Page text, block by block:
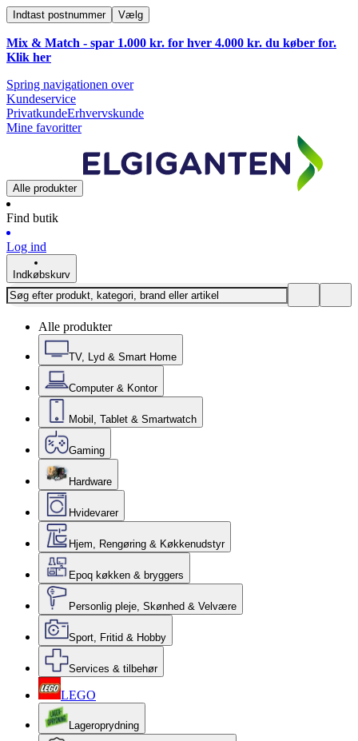
Indtast postnummer Vælg
Mix & Match - spar 1.000 kr. for hver 4.000 kr. du køber for.
Klik her
Spring navigationen over
Kundeservice
PrivatkundeErhvervskunde
Mine favoritter
Alle produkter
Find butik
Log ind
Indkøbskurv
Alle produkter
TV, Lyd & Smart Home
Computer & Kontor
Mobil, Tablet & Smartwatch
Gaming
Hardware
Hvidevarer
Hjem, Rengøring & Køkkenudstyr
Epoq køkken & bryggers
Personlig pleje, Skønhed & Velvære
Sport, Fritid & Hobby
Services & tilbehør
LEGO
Lageroprydning